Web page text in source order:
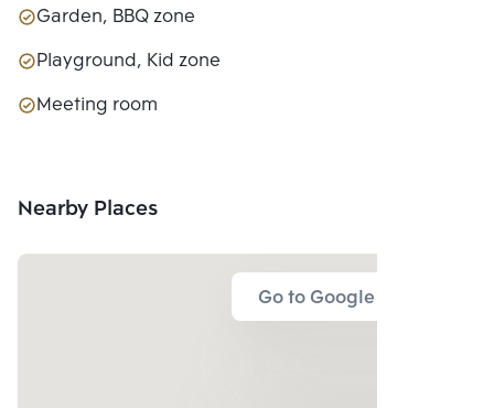
Garden, BBQ zone
Playground, Kid zone
Meeting room
Nearby Places
Go to Google Map